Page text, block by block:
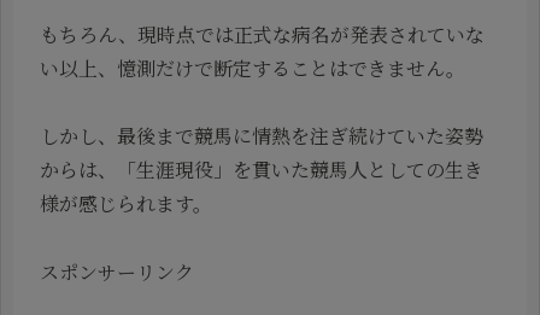
もちろん、現時点では正式な病名が発表されていな
い以上、憶測だけで断定することはできません。
しかし、最後まで競馬に情熱を注ぎ続けていた姿勢
からは、「生涯現役」を貫いた競馬人としての生き
様が感じられます。
スポンサーリンク